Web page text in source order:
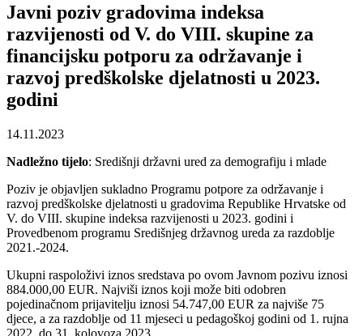
Javni poziv gradovima indeksa
razvijenosti od V. do VIII. skupine za
financijsku potporu za održavanje i
razvoj predškolske djelatnosti u 2023.
godini
14.11.2023
Nadležno tijelo: Središnji državni ured za demografiju i mlade
Poziv je objavljen sukladno Programu potpore za održavanje i
razvoj predškolske djelatnosti u gradovima Republike Hrvatske od
V. do VIII. skupine indeksa razvijenosti u 2023. godini i
Provedbenom programu Središnjeg državnog ureda za razdoblje
2021.-2024.
Ukupni raspoloživi iznos sredstava po ovom Javnom pozivu iznosi
884.000,00 EUR. Najviši iznos koji može biti odobren
pojedinačnom prijavitelju iznosi 54.747,00 EUR za najviše 75
djece, a za razdoblje od 11 mjeseci u pedagoškoj godini od 1. rujna
2022. do 31. kolovoza 2023.